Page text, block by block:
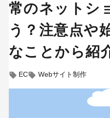
常のネットシ
う？注意点や
なことから紹
EC Webサイト制作